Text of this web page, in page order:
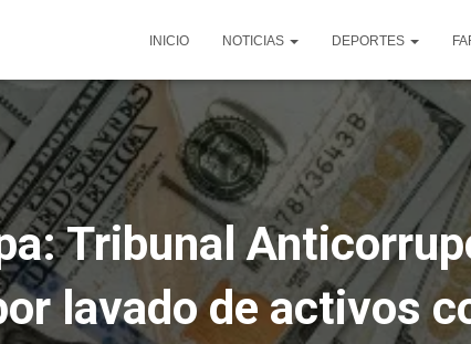
INICIO NOTICIAS DEPORTES
Tribunal
lavado de activos